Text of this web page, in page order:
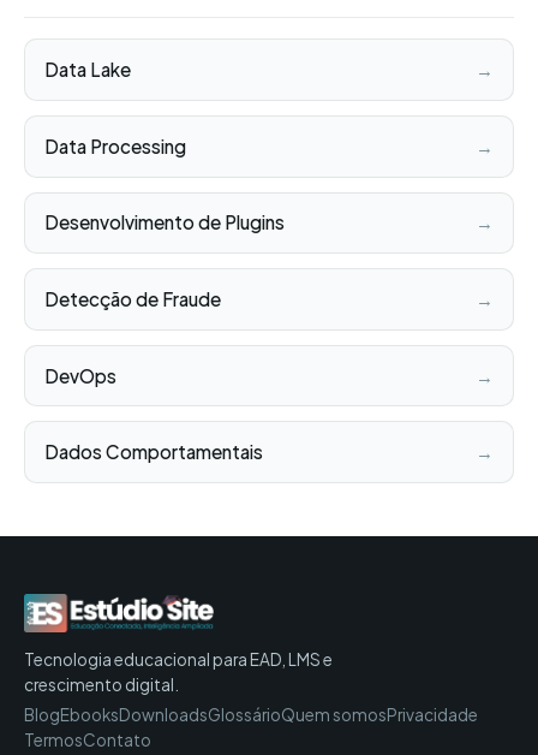
Data Lake →
Data Processing →
Desenvolvimento de Plugins →
Detecção de Fraude →
DevOps →
Dados Comportamentais →
Tecnologia educacional para EAD, LMS e
crescimento digital.
BlogEbooksDownloadsGlossárioQuem somosPrivacidade
TermosContato